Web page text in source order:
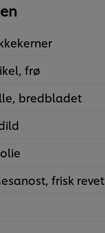
frø
bredbladet
frisk revet